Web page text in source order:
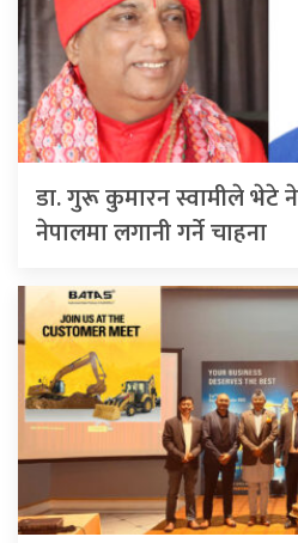
डा. गुरू कुमारन स्वामीले भेटे
नेपालमा लगानी गर्ने चाहना